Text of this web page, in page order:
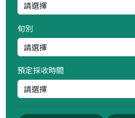
旬別
預定採收時間